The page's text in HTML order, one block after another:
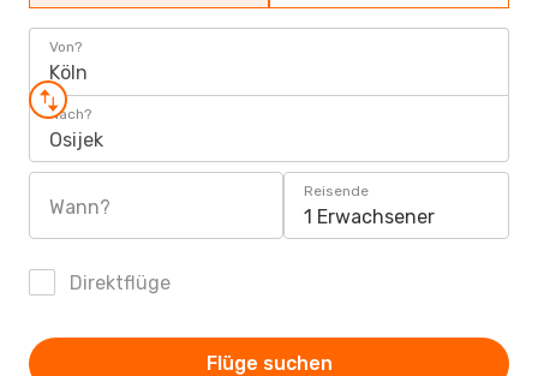
Von?
Köln
Nach?
Osijek
Wann?
Reisende
1 Erwachsener
Direktflüge
Flüge suchen